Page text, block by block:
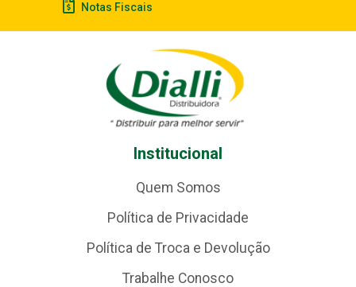
Notas Fiscais
Institucional
Quem Somos
Política de Privacidade
Política de Troca e Devolução
Trabalhe Conosco